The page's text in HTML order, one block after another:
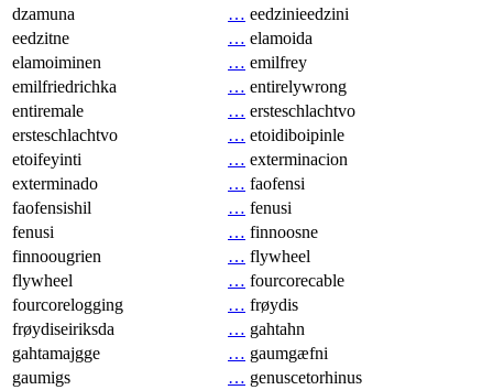
dzamuna
… eedzinieedzini
eedzitne
… elamoida
elamoiminen
… emilfrey
emilfriedrichka
… entirelywrong
entiremale
… ersteschlachtvo
ersteschlachtvo
… etoidiboipinle
etoifeyinti
… exterminacion
exterminado
… faofensi
faofensishil
… fenusi
fenusi
… finnoosne
finnoougrien
… flywheel
flywheel
… fourcorecable
fourcorelogging
… frøydis
frøydiseiriksda
… gahtahn
gahtamajgge
… gaumgæfni
gaumigs
… genuscetorhinus